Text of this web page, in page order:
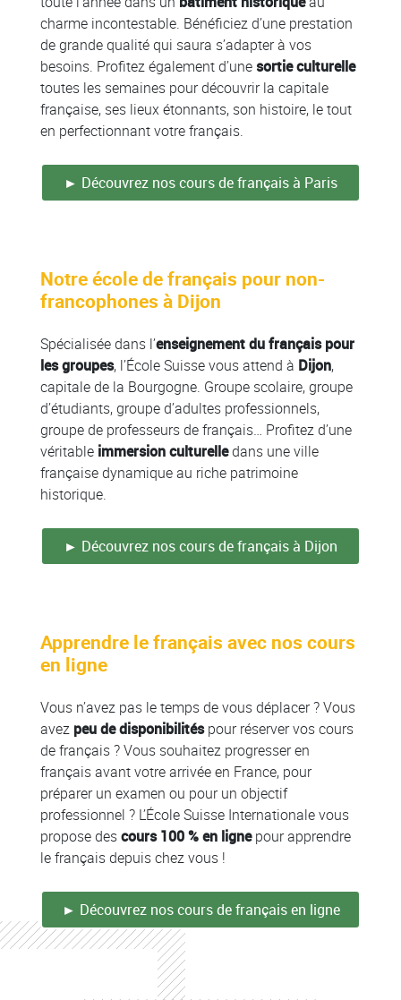
charme incontestable. Bénéficiez d’une prestation
de grande qualité qui saura s’adapter à vos
besoins. Profitez également d’une sortie culturelle
toutes les semaines pour découvrir la capitale
française, ses lieux étonnants, son histoire, le tout
en perfectionnant votre français.
► Découvrez nos cours de français à Paris
Notre école de français pour non-
francophones à Dijon
Spécialisée dans l’enseignement du français pour
les groupes, l’École Suisse vous attend à Dijon,
capitale de la Bourgogne. Groupe scolaire, groupe
d’étudiants, groupe d’adultes professionnels,
groupe de professeurs de français… Profitez d’une
véritable immersion culturelledans une ville
française dynamique au riche patrimoine
historique.
► Découvrez nos cours de français à Dijon
Apprendre le français avec nos cours
en ligne
Vous n’avez pas le temps de vous déplacer ? Vous
avez peu de disponibilitéspour réserver vos cours
de français ? Vous souhaitez progresser en
français avant votre arrivée en France, pour
préparer un examen ou pour un objectif
professionnel ? L’École Suisse Internationale vous
propose descours 100 % en lignepour apprendre
le français depuis chez vous !
► Découvrez nos cours de français en ligne